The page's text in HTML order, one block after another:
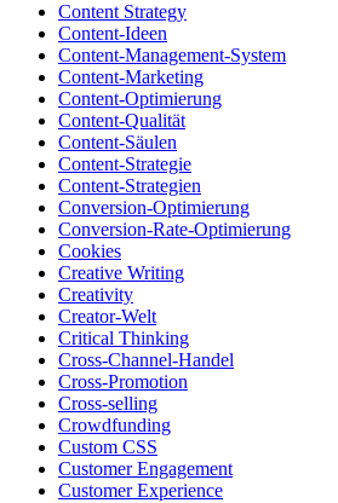
Content Strategy
Content-Ideen
Content-Management-System
Content-Marketing
Content-Optimierung
Content-Qualität
Content-Säulen
Content-Strategie
Content-Strategien
Conversion-Optimierung
Conversion-Rate-Optimierung
Cookies
Creative Writing
Creativity
Creator-Welt
Critical Thinking
Cross-Channel-Handel
Cross-Promotion
Cross-selling
Crowdfunding
Custom CSS
Customer Engagement
Customer Experience